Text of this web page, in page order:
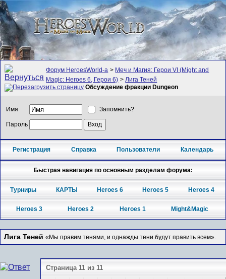
Форум HeroesWorld-а > Меч и Магия: Герои VI (Might and
Magic: Heroes 6, Герои 6) >Лига Теней
Обсуждение фракции Dungeon
Имя Запомнить?
Пароль
Регистрация Справка Пользователи Календарь
Быстрая навигация по основным разделам форума:
Турниры КАРТЫ Heroes 6 Heroes 5 Heroes 4
Heroes 3 Heroes 2 Heroes 1 Might&Magic
Лига Теней «Мы правим тенями, и однажды тени будут править всем».
Страница 11 из 11